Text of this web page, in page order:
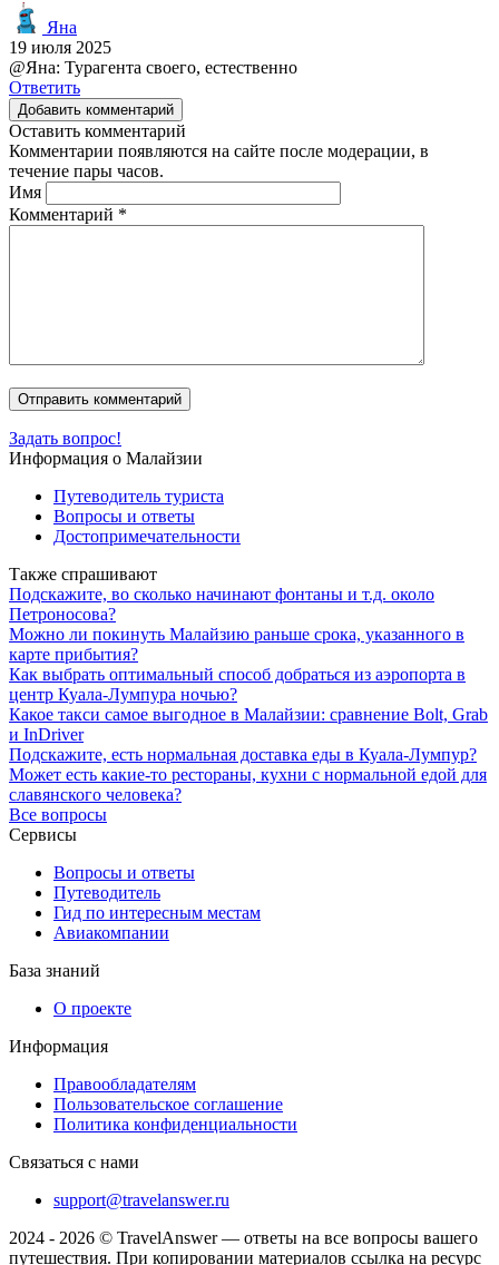
Яна
19 июля 2025
@Яна: Турагента своего, естественно
Ответить
Добавить комментарий
Оставить комментарий
Комментарии появляются на сайте после модерации, в
течение пары часов.
Имя
Комментарий *
Задать вопрос!
Информация о Малайзии
Путеводитель туриста
Вопросы и ответы
Достопримечательности
Также спрашивают
Подскажите, во сколько начинают фонтаны и т.д. около
Петроносова?
Можно ли покинуть Малайзию раньше срока, указанного в
карте прибытия?
Как выбрать оптимальный способ добраться из аэропорта в
центр Куала-Лумпура ночью?
Какое такси самое выгодное в Малайзии: сравнение Bolt, Grab
и InDriver
Подскажите, есть нормальная доставка еды в Куала-Лумпур?
Может есть какие-то рестораны, кухни с нормальной едой для
славянского человека?
Все вопросы
Сервисы
Вопросы и ответы
Путеводитель
Гид по интересным местам
Авиакомпании
База знаний
О проекте
Информация
Правообладателям
Пользовательское соглашение
Политика конфиденциальности
Связаться с нами
support@travelanswer.ru
2024 - 2026 © TravelAnswer — ответы на все вопросы вашего
путешествия. При копировании материалов ссылка на ресурс